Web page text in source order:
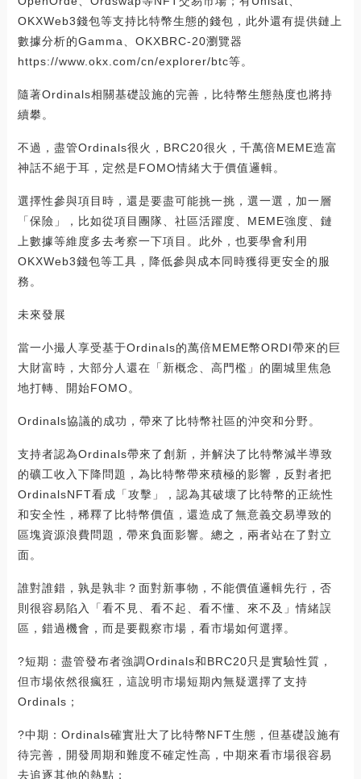
OKXWeb3錢包等支持比特幣生態的錢包，此外還有提供鏈上
數據分析的Gamma、OKXBRC-20瀏覽器
https://www.okx.com/cn/explorer/btc等。
隨著Ordinals相關基礎設施的完善，比特幣生態熱度也將持
續攀。
不過，盡管Ordinals很火，BRC20很火，千萬倍MEME造富
神話不絕于耳，定然是FOMO情緒大于價值邏輯。
選擇性參與項目時，還是要盡可能挑一挑，選一選，加一層
「保險」，比如從項目團隊、社區活躍度、MEME強度、鏈
上數據等維度多去考察一下項目。此外，也要學會利用
OKXWeb3錢包等工具，降低參與成本同時獲得更安全的服
務。
未來發展
當一小撮人享受基于Ordinals的萬倍MEME幣ORDI帶來的巨
大財富時，大部分人還在「新概念、高門檻」的圍城里焦急
地打轉、開始FOMO。
Ordinals協議的成功，帶來了比特幣社區的沖突和分野。
支持者認為Ordinals帶來了創新，并解決了比特幣減半導致
的礦工收入下降問題，為比特幣帶來積極的影響，反對者把
OrdinalsNFT看成「攻擊」，認為其破壞了比特幣的正統性
和安全性，稀釋了比特幣價值，還造成了無意義交易導致的
區塊資源浪費問題，帶來負面影響。總之，兩者站在了對立
面。
誰對誰錯，孰是孰非？面對新事物，不能價值邏輯先行，否
則很容易陷入「看不見、看不起、看不懂、來不及」情緒誤
區，錯過機會，而是要觀察市場，看市場如何選擇。
?短期：盡管發布者強調Ordinals和BRC20只是實驗性質，
但市場依然很瘋狂，這說明市場短期內無疑選擇了支持
Ordinals；
?中期：Ordinals確實壯大了比特幣NFT生態，但基礎設施有
待完善，開發周期和難度不確定性高，中期來看市場很容易
去追逐其他的熱點；